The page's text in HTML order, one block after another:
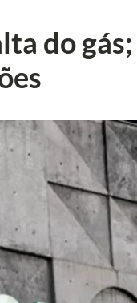
do gás;